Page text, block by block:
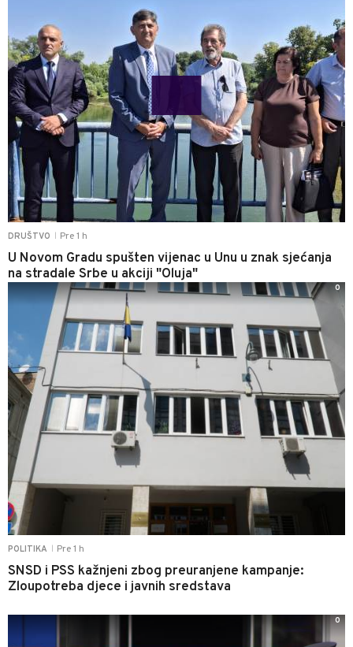
DRUŠTVO Pre 1 h
U Novom Gradu spušten vijenac u Unu u znak sjećanja
na stradale Srbe u akciji "Oluja"
POLITIKA Pre 1 h
SNSD i PSS kažnjeni zbog preuranjene kampanje:
Zloupotreba djece i javnih sredstava
0
0